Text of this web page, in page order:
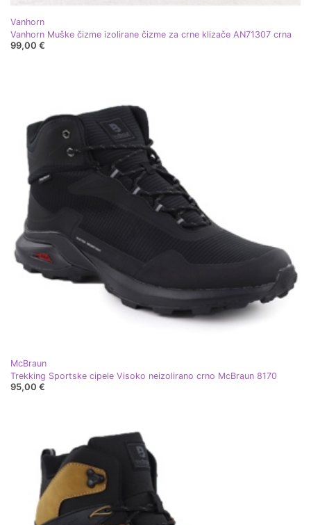
Vanhorn
Vanhorn Muške čizme izolirane čizme za crne klizače AN71307 crna
99,00 €
McBraun
Trekking Sportske cipele Visoko neizolirano crno McBraun 8170
95,00 €